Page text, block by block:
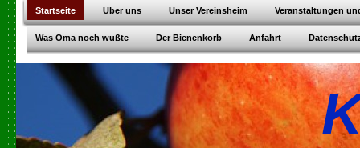
Startseite Über uns Unser Vereinsheim Veranstaltungen
Was Oma noch wußte Der Bienenkorb Anfahrt